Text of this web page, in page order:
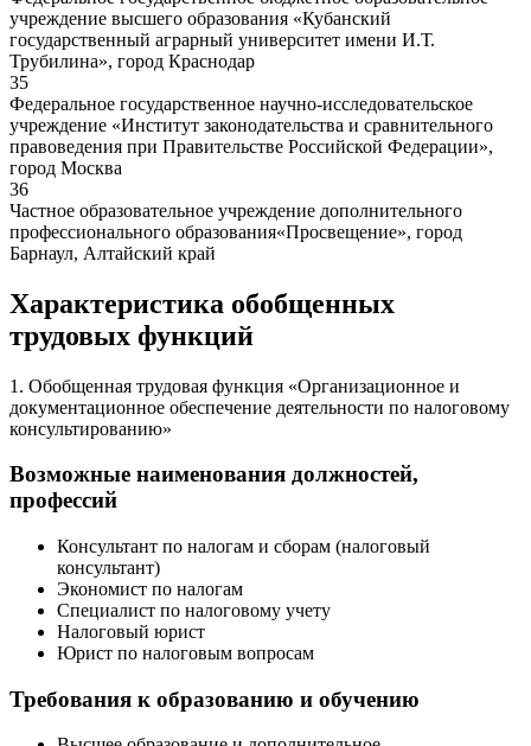
учреждение высшего образования «Кубанский
государственный аграрный университет имени И.Т.
Трубилина», город Краснодар
35
Федеральное государственное научно-исследовательское
учреждение «Институт законодательства и сравнительного
правоведения при Правительстве Российской Федерации»,
город Москва
36
Частное образовательное учреждение дополнительного
профессионального образования«Просвещение», город
Барнаул, Алтайский край
Характеристика обобщенных
трудовых функций
1. Обобщенная трудовая функция «Организационное и
документационное обеспечение деятельности по налоговому
консультированию»
Возможные наименования должностей,
профессий
Консультант по налогам и сборам (налоговый
консультант)
Экономист по налогам
Специалист по налоговому учету
Налоговый юрист
Юрист по налоговым вопросам
Требования к образованию и обучению